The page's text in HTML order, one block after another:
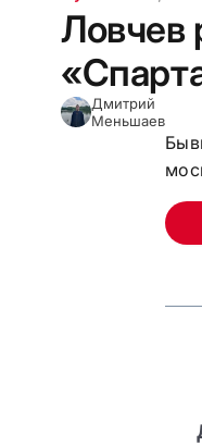
Ловчев
Дмитрий
Меньшаев